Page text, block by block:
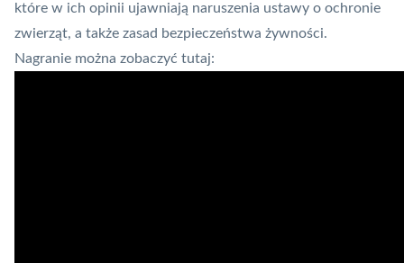
które w ich opinii ujawniają naruszenia ustawy o ochronie
zwierząt, a także zasad bezpieczeństwa żywności.
Nagranie można zobaczyć tutaj: